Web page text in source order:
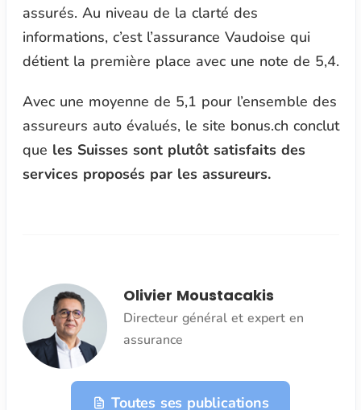
assurés. Au niveau de la clarté des
informations, c’est l’assurance Vaudoise qui
détient la première place avec une note de 5,4.
Avec une moyenne de 5,1 pour l’ensemble des
assureurs auto évalués, le site bonus.ch conclut
que les Suisses sont plutôt satisfaits des
services proposés par les assureurs.
Olivier Moustacakis
Directeur général et expert en
assurance
Toutes ses publications